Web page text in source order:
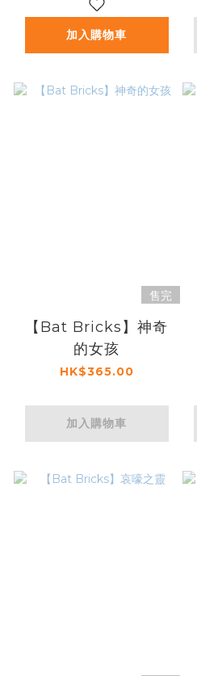
加入購物車
售完
【Bat Bricks】神奇
的女孩
HK$365.00
加入購物車